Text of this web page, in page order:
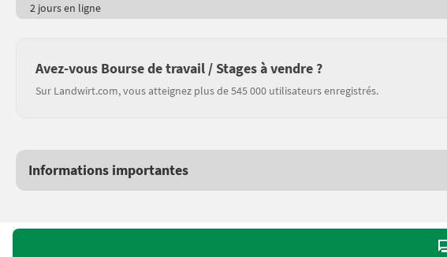
2 jours en ligne
Avez-vous Bourse de travail / Stages à vendre ?
Sur Landwirt.com, vous atteignez plus de 545 000 utilisateurs enregistrés.
Informations importantes